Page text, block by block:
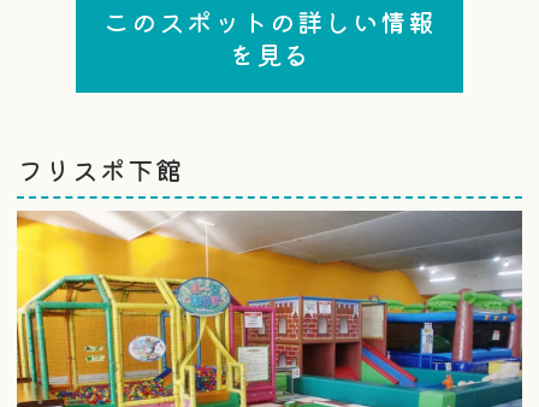
このスポットの詳しい情報
を見る
フリスポ下館